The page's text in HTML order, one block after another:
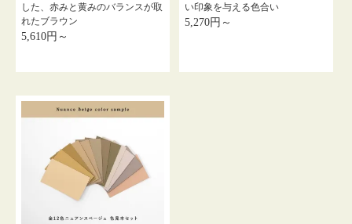
した、赤みと黄みのバランスが取
れたブラウン
5,610円～
い印象を与える色合い
5,270円～